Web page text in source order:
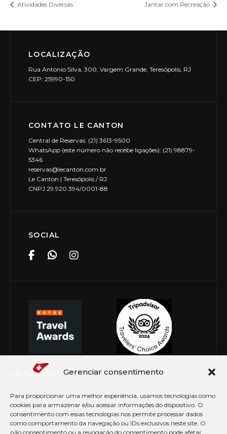
Gerenciar consentimento
Para proporcionar uma melhor experiência, usamos tecnologias como
cookies para armazenar e/ou acessar informações do dispositivo. O
consentimento com essas tecnologias nos permite processar dados
como comportamento da navegação ou IDs exclusivos neste site. O
não consentimento ou a revogação do consentimento pode afetar
Atividades Diversas Jantar com Recreação
LOCALIZAÇÃO
Rua Antonio Silva, 300, Vargem Grande, Teresópolis, RJ
CEP: 25990-150
CONTATO LE CANTON
Central de Reservas: (21) 3613-9500
WhatsApp (este número não recebe ligações): (21) 98879-
5346
reservas@lecanton.com.br
Le Canton | Teresópolis / RJ
CNPJ 29.920.394/0001-88
SOCIAL